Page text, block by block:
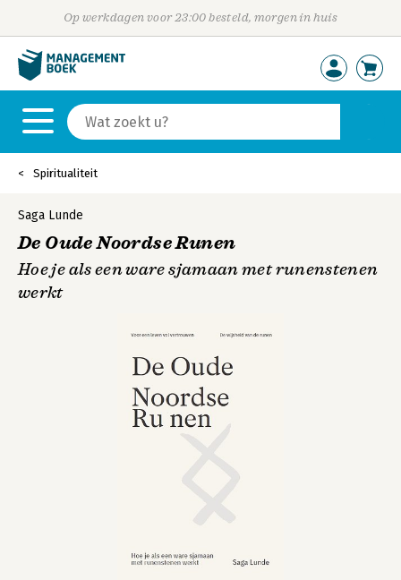
Op werkdagen voor 23:00 besteld, morgen in huis
Spiritualiteit
Saga Lunde
De Oude Noordse Runen
Hoe je als een ware sjamaan met runenstenen
werkt